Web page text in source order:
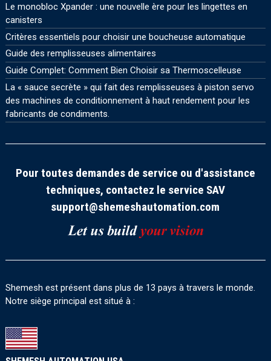
Le monobloc Xpander : une nouvelle ère pour les lingettes en
canisters
Critères essentiels pour choisir une boucheuse automatique
Guide des remplisseuses alimentaires
Guide Complet: Comment Bien Choisir sa Thermoscelleuse
La « sauce secrète » qui fait des remplisseuses à piston servo
des machines de conditionnement à haut rendement pour les
fabricants de condiments.
Pour toutes demandes de service ou d'assistance
techniques, contactez le service SAV
support@shemeshautomation.com
Shemesh est présent dans plus de 13 pays à travers le monde.
Notre siège principal est situé à :